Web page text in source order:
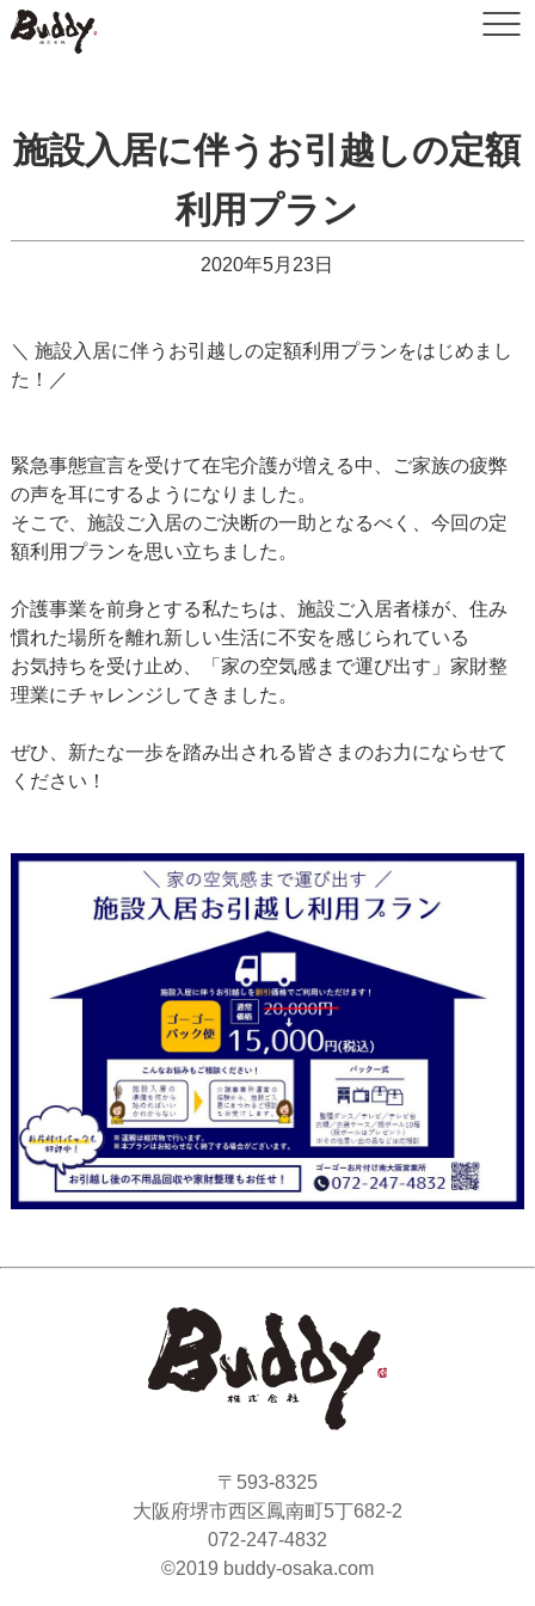
施設入居に伴うお引越しの定額
利用プラン
2020年5月23日
＼ 施設入居に伴うお引越しの定額利用プランをはじめまし
た！／
緊急事態宣言を受けて在宅介護が増える中、ご家族の疲弊
の声を耳にするようになりました。
そこで、施設ご入居のご決断の一助となるべく、今回の定
額利用プランを思い立ちました。
介護事業を前身とする私たちは、施設ご入居者様が、住み
慣れた場所を離れ新しい生活に不安を感じられている
お気持ちを受け止め、「家の空気感まで運び出す」家財整
理業にチャレンジしてきました。
ぜひ、新たな一歩を踏み出される皆さまのお力にならせて
ください！
〒593-8325
大阪府堺市西区鳳南町5丁682-2
072-247-4832
©2019 buddy-osaka.com